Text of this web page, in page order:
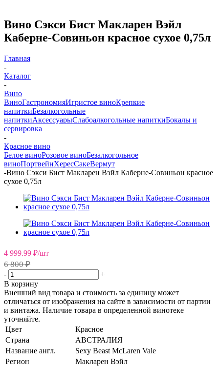
Вино Сэкси Бист Макларен Вэйл
Каберне-Совиньон красное сухое 0,75л
Главная
-
Каталог
-
Вино
ВиноГастрономияИгристое виноКрепкие
напиткиБезалкогольные
напиткиАксессуарыСлабоалкогольные напиткиБокалы и
сервировка
-
Красное вино
Белое виноРозовое виноБезалкогольное
виноПортвейнХересСакеВермут
-Вино Сэкси Бист Макларен Вэйл Каберне-Совиньон красное
сухое 0,75л
4 999.99 ₽/шт
6 800 ₽
-
+
В корзину
Внешний вид товара и стоимость за единицу может
отличаться от изображения на сайте в зависимости от партии
и винтажа. Наличие товара в определенной винотеке
уточняйте.
Цвет
Красное
Страна
АВСТРАЛИЯ
Название англ.
Sexy Beast McLaren Vale
Регион
Макларен Вэйл